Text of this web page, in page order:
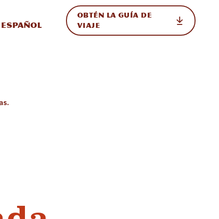
en el sitioInternacional
Español
OBTÉN LA GUÍA DE
VIAJE